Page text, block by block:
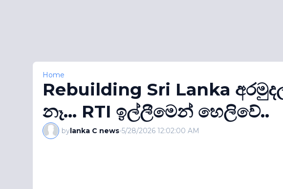
Home
Rebuilding Sri Lanka
නෑ... RTI ඉල්ලීමෙන් හෙලිවේ..
bylanka C news-5/28/2026 12:02:00 AM